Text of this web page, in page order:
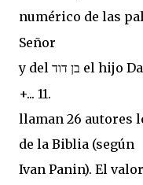
numérico de las
Señor
y del בן דוד el hijo
+... 11.
llaman 26 autores
de la Biblia (según
Ivan Panin). El